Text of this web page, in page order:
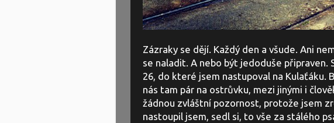
Zázraky se dějí. Každý den a všude. Ani
se naladit. A nebo být jedoduše připraven.
26, do které jsem nastupoval na
nás tam pár na ostrůvku, mezi jinými i
žádnou zvláštní pozornost, protože jsem
nastoupil jsem, sedl si, to vše za stálého